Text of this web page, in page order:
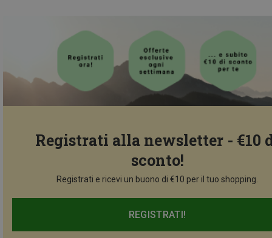
Registrati alla newsletter - €10
sconto!
Registrati e ricevi un buono di €10 per il tuo shopping.
REGISTRATI!